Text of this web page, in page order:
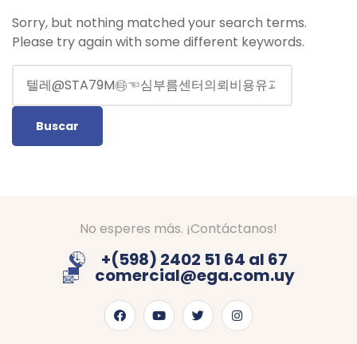
Sorry, but nothing matched your search terms.
Please try again with some different keywords.
No esperes más. ¡Contáctanos!
+(598) 2402 51 64 al 67
comercial@ega.com.uy